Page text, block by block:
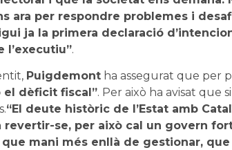
ara per respondre problemes i
ja la primera declaració
l’executiu”.
Puigdemont ha assegurat que per
el dèficit fiscal”. Per això ha avisat que
“El deute històric de l’Estat amb
revertir-se, per això cal un govern
que mani més enllà de gestionar,